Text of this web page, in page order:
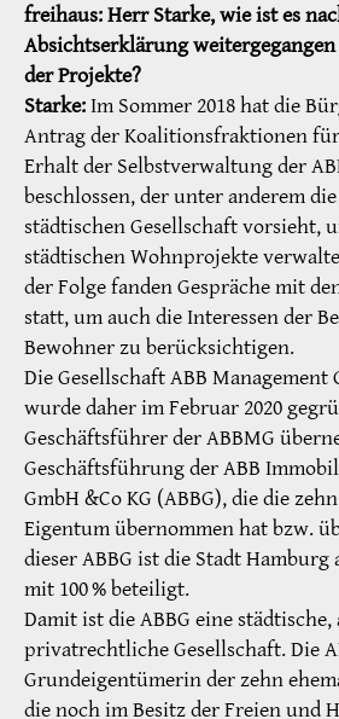
freihaus: Herr Starke, wie ist es
Absichtserklärung
der Projekte?
Starke:Im Sommer 2018 hat die
Antrag der Koalitionsfraktionen
Erhalt der Selbstverwaltung der
beschlossen, der unter anderem
städtischen Gesellschaft vorsieht,
städtischen Wohnprojekte
der Folge fanden Gespräche mit
statt, um auch die Interessen der
Bewohner zu berücksichtigen.
Die Gesellschaft ABB Management
wurde daher im ­Februar 2020
Geschäftsführer der ABBMG
Geschäftsführung der ABB
GmbH &Co KG (ABBG), die die
Eigentum übernommen hat bzw.
dieser ABBG ist die Stadt
mit 100 % beteiligt.
Damit ist die ABBG eine städtische,
privatrechtliche Gesellschaft. Die
Grundeigentümerin der zehn
die noch im Besitz der Freien und